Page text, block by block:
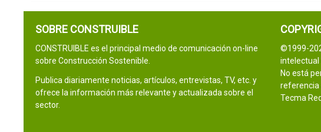
SOBRE CONSTRUIBLE
CONSTRUIBLE es el principal medio de comunicación on-line
sobre Construcción Sostenible.
Publica diariamente noticias, artículos, entrevistas, TV, etc. y
ofrece la información más relevante y actualizada sobre el
sector.
©1999-
intelectual
No está
referencia
Tecma